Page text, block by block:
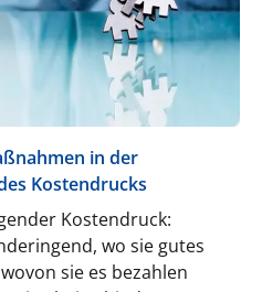
in der
Kostendrucks
Kostendruck:
wo sie gutes
sie es bezahlen